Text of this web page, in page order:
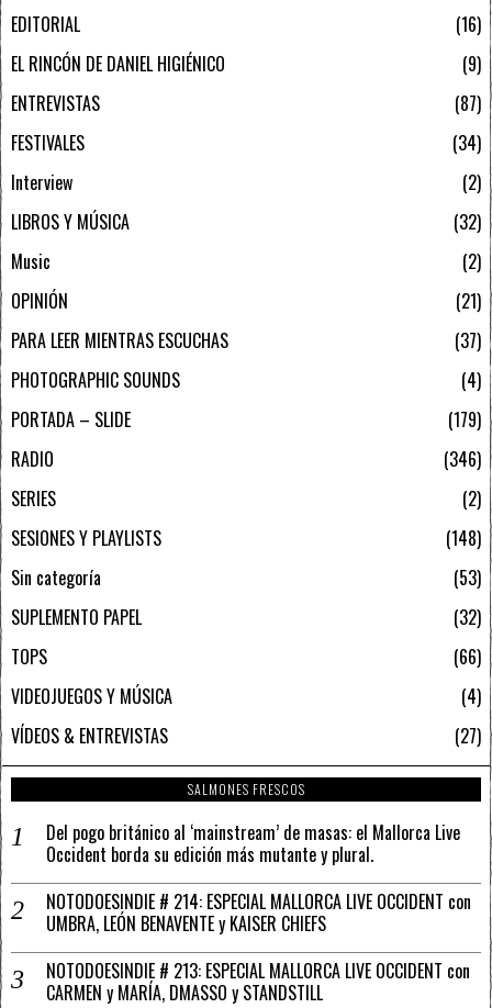
EDITORIAL
16
EL RINCÓN DE DANIEL HIGIÉNICO
9
ENTREVISTAS
87
FESTIVALES
34
Interview
2
LIBROS Y MÚSICA
32
Music
2
OPINIÓN
21
PARA LEER MIENTRAS ESCUCHAS
37
PHOTOGRAPHIC SOUNDS
4
PORTADA – SLIDE
179
RADIO
346
SERIES
2
SESIONES Y PLAYLISTS
148
Sin categoría
53
SUPLEMENTO PAPEL
32
TOPS
66
VIDEOJUEGOS Y MÚSICA
4
VÍDEOS & ENTREVISTAS
27
SALMONES FRESCOS
Del pogo británico al ‘mainstream’ de masas: el Mallorca Live
Occident borda su edición más mutante y plural.
NOTODOESINDIE # 214: ESPECIAL MALLORCA LIVE OCCIDENT con
UMBRA, LEÓN BENAVENTE y KAISER CHIEFS
NOTODOESINDIE # 213: ESPECIAL MALLORCA LIVE OCCIDENT con
CARMEN y MARÍA, DMASSO y STANDSTILL